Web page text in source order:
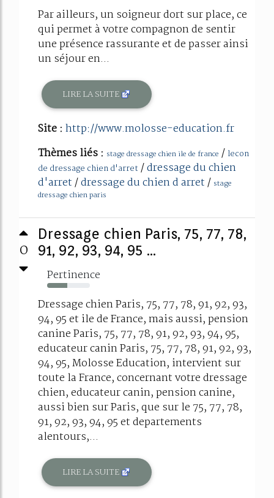
Par ailleurs, un soigneur dort sur place, ce
qui permet à votre compagnon de sentir
une présence rassurante et de passer ainsi
un séjour en...
LIRE LA SUITE
Site : http://www.molosse-education.fr
Thèmes liés : stage dressage chien ile de france / lecon
de dressage chien d'arret /dressage du chien
d'arret/dressage du chien d arret/ stage
dressage chien paris
0
Dressage chien Paris, 75, 77, 78,
91, 92, 93, 94, 95 ...
Pertinence
47%
Dressage chien Paris, 75, 77, 78, 91, 92, 93,
94, 95 et ile de France, mais aussi, pension
canine Paris, 75, 77, 78, 91, 92, 93, 94, 95,
educateur canin Paris, 75, 77, 78, 91, 92, 93,
94, 95, Molosse Education, intervient sur
toute la France, concernant votre dressage
chien, educateur canin, pension canine,
aussi bien sur Paris, que sur le 75, 77, 78,
91, 92, 93, 94, 95 et departements
alentours,...
LIRE LA SUITE